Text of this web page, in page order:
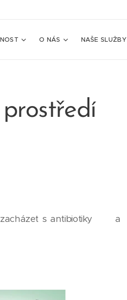
O NÁS NAŠE SLUŽBY
s antibiotiky 💊 a